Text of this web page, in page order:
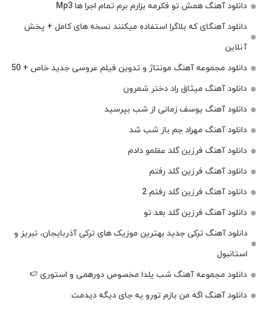
دانلود آهنگ همش تو فکرمه بزارم برم تمام اجرا ها Mp3
دانلود آهنگای که بلاگرا استفاده میکنند نسخه های کامل + پخش
آنلاین
دانلود مجموعه آهنگ مونتاژ و تدوین فیلم عروسی جدید خاص + 50
دانلود آهنگ میثاق راد دختر شمرون
دانلود آهنگ یوسف زمانی از شب بپرسید
دانلود آهنگ مهراد جم باز شب شد
دانلود آهنگ فرزین گلد عقلمو دادم
دانلود آهنگ فرزین گلد رفتم
دانلود آهنگ فرزین گلد رفتم 2
دانلود آهنگ فرزین گلد بعد تو
دانلود آهنگ ترکی جدید بهترین موزیک‌ های ترکی آذربایجان، تبریز و
استانبول
دانلود مجموعه آهنگ شب یلدا مخصوص دورهمی و استوری 🍉
دانلود آهنگ اگه من بازم تورو یه جای دیگه دیدمت